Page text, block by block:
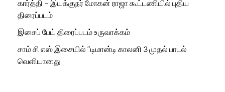
கார்த்தி – இயக்குநர் மோகன் ராஜா கூட்டணியில் புதிய
திரைப்படம்
இசைப் பேய் திரைப்படம் உருவாக்கம்
சாம் சி எஸ் இசையில் “டிமான்டி காலனி 3 முதல் பாடல்
வெளியானது